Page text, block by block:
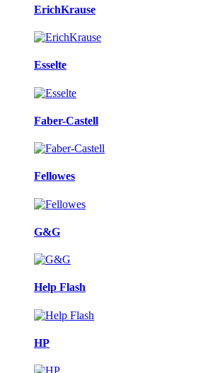
ErichKrause
Esselte
Faber-Castell
Fellowes
G&G
Help Flash
HP